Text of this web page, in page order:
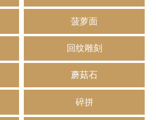
菠萝面
回纹雕刻
蘑菇石
碎拼